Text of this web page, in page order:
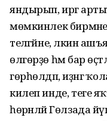
яндырып, иргә
мөмкинлек бирмәне...
теләгәйне, ләкин
өлгөрҙө һәм бар
гөрһөлдәп, иҙәнгә
килеп инде, теге
һөрәнләй Гөлзада